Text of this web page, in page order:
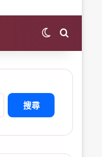
Switch skin
搜
鍵